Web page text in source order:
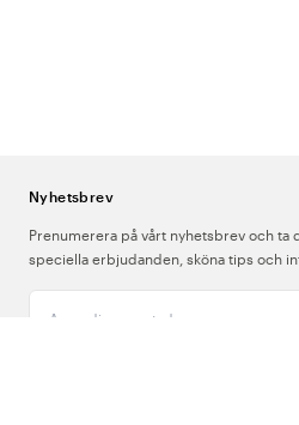
Nyhetsbrev
Prenumerera på vårt nyhetsbrev och ta
speciella erbjudanden, sköna tips och